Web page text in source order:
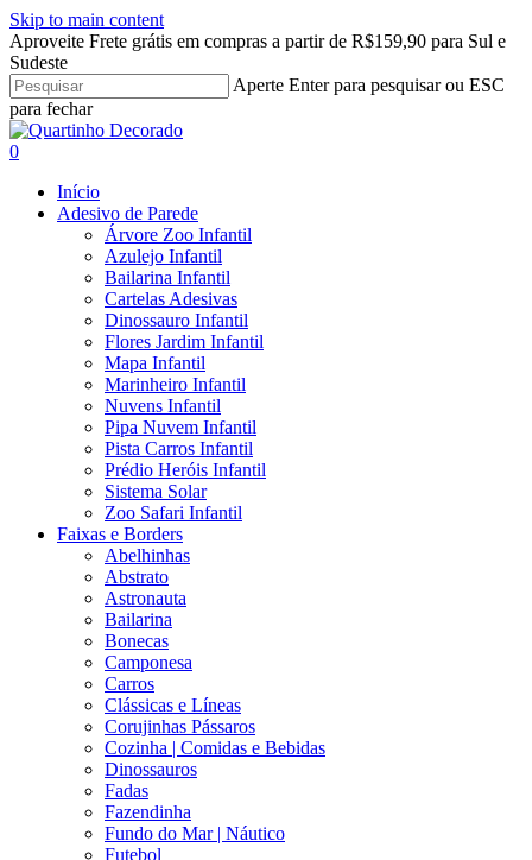
Skip to main content
Aproveite Frete grátis em compras a partir de R$159,90 para Sul e
Sudeste
Aperte Enter para pesquisar ou ESC
para fechar
Close
Search
search
account
0
Início
Adesivo de Parede
Árvore Zoo Infantil
Azulejo Infantil
Bailarina Infantil
Cartelas Adesivas
Dinossauro Infantil
Flores Jardim Infantil
Mapa Infantil
Marinheiro Infantil
Nuvens Infantil
Pipa Nuvem Infantil
Pista Carros Infantil
Prédio Heróis Infantil
Sistema Solar
Zoo Safari Infantil
Faixas e Borders
Abelhinhas
Abstrato
Astronauta
Bailarina
Bonecas
Camponesa
Carros
Clássicas e Líneas
Corujinhas Pássaros
Cozinha | Comidas e Bebidas
Dinossauros
Fadas
Fazendinha
Fundo do Mar | Náutico
Futebol